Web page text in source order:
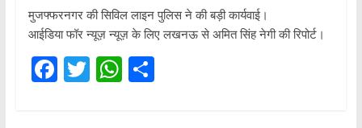
मुजफ्फरनगर की सिविल लाइन पुलिस ने की बड़ी कार्यवाई।
आईडिया फॉर न्यूज़ न्यूज़ के लिए लखनऊ से अमित सिंह नेगी की रिपोर्ट।
F T W S